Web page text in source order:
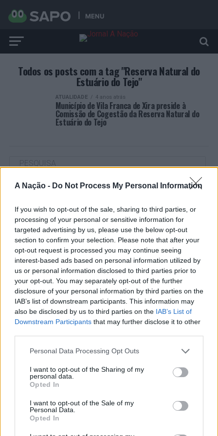
A Nação - Do Not Process My Personal Information
If you wish to opt-out of the sale, sharing to third parties, or
processing of your personal or sensitive information for
targeted advertising by us, please use the below opt-out
section to confirm your selection. Please note that after your
opt-out request is processed you may continue seeing
interest-based ads based on personal information utilized by
us or personal information disclosed to third parties prior to
your opt-out. You may separately opt-out of the further
disclosure of your personal information by third parties on the
IAB’s list of downstream participants. This information may
also be disclosed by us to third parties on the IAB’s List of
Downstream Participants that may further disclose it to other
Personal Data Processing Opt Outs
I want to opt-out of the Sharing of my
personal data.
Opted In
I want to opt-out of the Sale of my
Personal Data.
Opted In
MENU
Todos os posts com a tag "Reserva Natural do
Estuário do Tejo"
ATUALIDADE 4 anos atrás
Município de Vila Franca de Xira preside à
Comissão de Cogestão da Reserva Natural do
Estuário do Tejo
ARTIGOS RECENTES
Cultura digital pode “comprometer” a criatividade antes
de “provocar” mudanças genéticas, diz neurocientista
“Millennium Estoril Open 2026” regressou ao circuito ATP
com vitória do francês Luca Van Assche
Castelo Branco: “Bienal Internacional de Artes e Ofícios”
promete afirmar artesanato, património e inovação como
“motores de desenvolvimento económico e cultural” do
município português
Beira Interior
Rio de Janeiro: Governo do Estado propõe parceria com a
FUNCEX para “reforçar inteligência sobre comércio